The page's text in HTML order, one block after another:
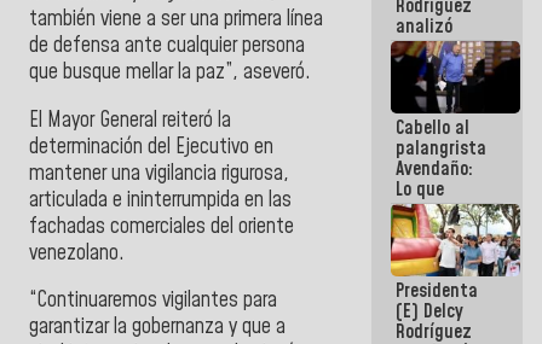
también viene a ser una primera línea
de defensa ante cualquier persona
que busque mellar la paz”, aseveró.
El Mayor General reiteró la
determinación del Ejecutivo en
mantener una vigilancia rigurosa,
articulada e ininterrumpida en las
fachadas comerciales del oriente
venezolano.
“Continuaremos vigilantes para
garantizar la gobernanza y que a
Rodríguez
analizó
junto a
gobernadores
planes de
recuperación
del Sistema
Eléctrico
Nacional
Cabello al
palangrista
Avendaño:
Lo que
vayas a
escribir
hazlo hoy
por que no
sabemos si
la semana
que viene
Presidenta
(E) Delcy
Rodríguez